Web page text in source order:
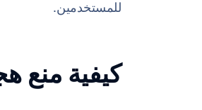
للمستخدمين.
كيفية منع